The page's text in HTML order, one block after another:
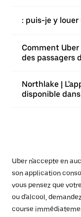
: puis-je y
Comment
des passagers
Northlake |
disponible
Uber n'accepte en
son application
vous pensez que
ou d'alcool,
course